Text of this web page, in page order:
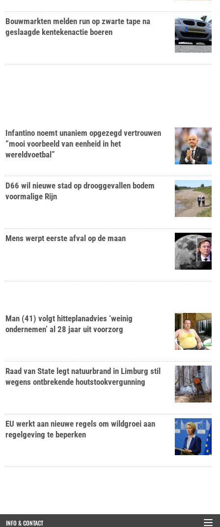
Bouwmarkten melden run op zwarte tape na
geslaagde kentekenactie boeren
Infantino noemt unaniem opgezegd vertrouwen
“mooi voorbeeld van eenheid in het
wereldvoetbal”
D66 wil nieuwe stad op drooggevallen bodem
voormalige Rijn
Mens werpt eerste afval op de maan
Man (41) volgt hitteplanadvies ‘weinig
ondernemen’ al 28 jaar uit voorzorg
Raad van State legt natuurbrand in Limburg stil
wegens ontbrekende houtstookvergunning
EU werkt aan nieuwe regels om wildgroei aan
regelgeving te beperken
INFO & CONTACT